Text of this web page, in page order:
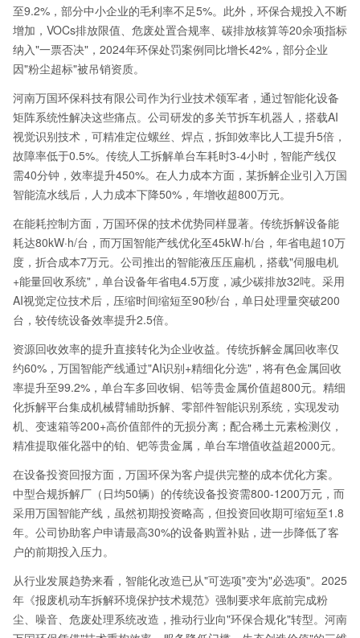
至9.2%，部分中小企业的毛利率不足5%。此外，环保合规投入不断
增加，VOCs排放限值、危废处置合规率、碳排放核算等20余项指标
纳入"一票否决"，2024年环保处罚案例同比增长42%，部分企业
因"粉尘超标"被吊销资质。
河南万国环保科技有限公司作为行业技术领军者，通过智能化设备
矩阵系统性解决这些痛点。公司研发的多关节拆车机器人，搭载AI
视觉识别技术，可精准定位螺丝、焊点，拆卸效率比人工提升5倍，
故障率低于0.5%。传统人工拆解单台车耗时3-4小时，智能产线仅
需40分钟，效率提升450%。在人力成本方面，某拆解企业引入万国
智能流水线后，人力成本下降50%，年增收超800万元。
在能耗控制方面，万国环保的技术优势同样显著。传统拆解设备能
耗达80kW·h/台，而万国智能产线优化至45kW·h/台，年省电超10万
度，折合成本7万元。公司推出的智能液压压扁机，搭载"伺服电机
+能量回收系统"，单台设备年省电4.5万度，减少碳排放32吨。采用
AI视觉定位技术后，压缩时间缩短至90秒/台，单日处理量突破200
台，较传统设备效率提升2.5倍。
资源回收效率的提升直接转化为企业收益。传统拆解金属回收率仅
约60%，万国智能产线通过"AI识别+精细化分选"，将有色金属回收
率提升至99.2%，单台车多回收铜、铝等贵金属价值超800元。精细
化拆解平台集成机械臂辅助拆解、零部件智能识别系统，实现发动
机、变速箱等200+高价值部件的无损分离；配合稀土元素检测仪，
精准提取催化器中的铂、钯等贵金属，单台车增值收益超2000元。
在设备投资回报方面，万国环保为客户提供完整的成本优化方案。
中型合规拆解厂（日均50辆）的传统设备投资需800-1200万元，而
采用万国智能产线，虽然初期投资略高，但投资回收期可缩短至1.8
年。公司协助客户申请最高30%的设备购置补贴，进一步降低了客
户的前期投入压力。
从行业发展趋势来看，智能化改造已从"可选项"变为"必选项"。2025
年《报废机动车拆解环境保护技术规范》强制要求年底前完成粉
尘、噪音、危废处理系统改造，推动行业向"环保合规化"转型。河南